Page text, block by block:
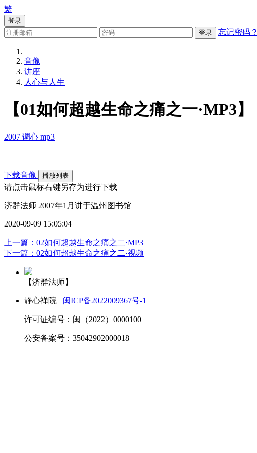
繁
登录
登录
忘记密码？
音像
讲座
人心与人生
【01如何超越生命之痛之一·MP3】
2007 调心 mp3
下载音像 播放列表
请点击鼠标右键另存为进行下载
济群法师 2007年1月讲于温州图书馆
2020-09-09 15:05:04
上一篇：02如何超越生命之痛之二·MP3
下一篇：02如何超越生命之痛之二·视频
【济群法师】
静心禅院 闽ICP备2022009367号-1
许可证编号：闽（2022）0000100
公安备案号：35042902000018